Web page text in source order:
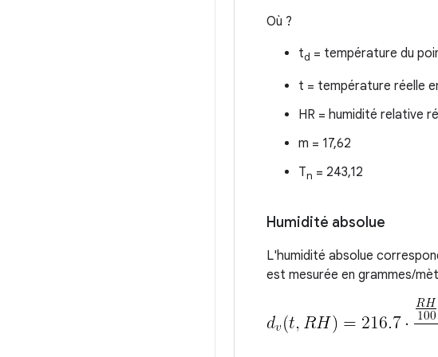
Où ?
td = température du
t = température réelle
HR = humidité relative
m = 17,62
Tn = 243,12
Humidité absolue
L'humidité absolue
est mesurée en grammes/